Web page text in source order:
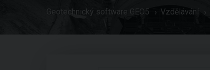
Geotechnický software GEO5 Vzdělávání